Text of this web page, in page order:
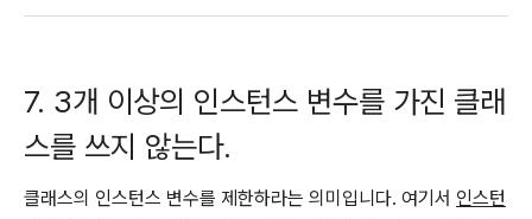
7. 3개 이상의 인스턴스 변수를 가진 클래
스를 쓰지 않는다.
클래스의 인스턴스 변수를 제한하라는 의미입니다. 여기서 인스턴